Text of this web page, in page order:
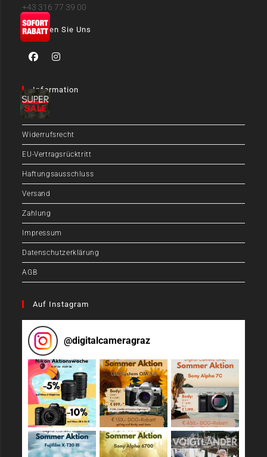
+43 316 77 39 00
Folgen Sie Uns
Information
FAQ
Widerrufsrecht
EU-Vertragsrücktritt
Haftungsausschluss
Versand
Zahlung
Impressum
Datenschutzerklärung
AGB
Auf Instagram
@digitalcameragraz